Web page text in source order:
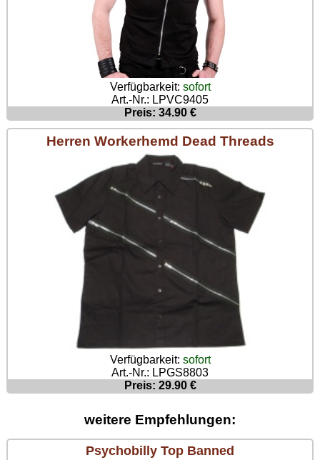
Poizen Industries
Queen of Darkness
Relco
Restyle
Rockabella
Sinister
Spin Doctor
Surplus
Vixxsin
Voodoo Vixen
Warrior Clothing
Gothic Shop
Hot Rod
Punkrock
Rockabilly
Mods
Verfügbarkeit: sofort
Art.-Nr.: LPVC9405
Preis: 34.90 €
Herren Workerhemd Dead Threads
Verfügbarkeit: sofort
Art.-Nr.: LPGS8803
Preis: 29.90 €
weitere Empfehlungen:
Psychobilly Top Banned